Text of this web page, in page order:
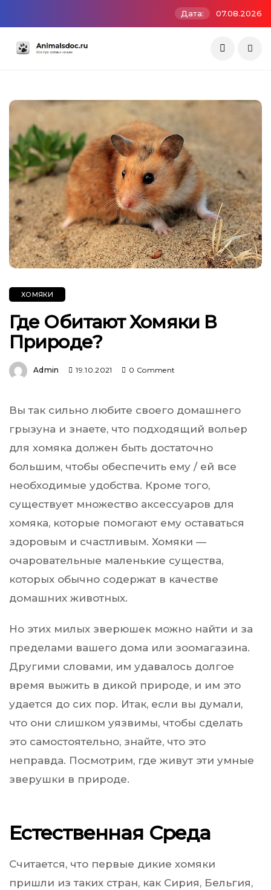
Дата: 07.08.2026
ХОМЯКИ
Где Обитают Хомяки В
Природе?
Admin 19.10.2021 0 Comment
Вы так сильно любите своего домашнего
грызуна и знаете, что подходящий вольер
для хомяка должен быть достаточно
большим, чтобы обеспечить ему / ей все
необходимые удобства. Кроме того,
существует множество аксессуаров для
хомяка, которые помогают ему оставаться
здоровым и счастливым. Хомяки —
очаровательные маленькие существа,
которых обычно содержат в качестве
домашних животных.
Но этих милых зверюшек можно найти и за
пределами вашего дома или зоомагазина.
Другими словами, им удавалось долгое
время выжить в дикой природе, и им это
удается до сих пор. Итак, если вы думали,
что они слишком уязвимы, чтобы сделать
это самостоятельно, знайте, что это
неправда. Посмотрим, где живут эти умные
зверушки в природе.
Естественная Среда
Считается, что первые дикие хомяки
пришли из таких стран, как Сирия, Бельгия,